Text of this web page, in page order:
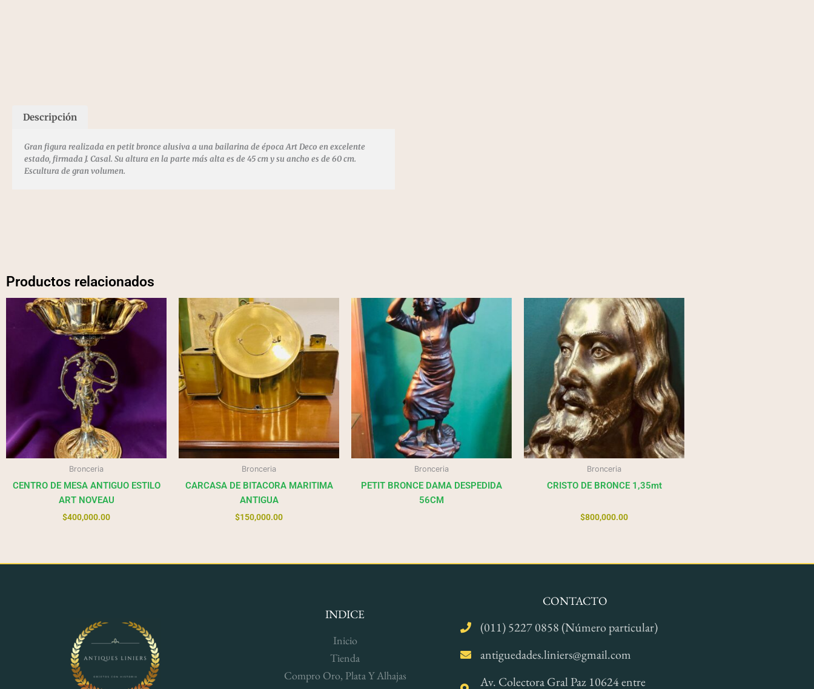
Descripción
Gran figura realizada en petit bronce alusiva a una bailarina de época Art Deco en excelente
estado, firmada J. Casal. Su altura en la parte más alta es de 45 cm y su ancho es de 60 cm.
Escultura de gran volumen.
Productos relacionados
Bronceria
CENTRO DE MESA ANTIGUO ESTILO
ART NOVEAU
$400,000.00
Bronceria
CARCASA DE BITACORA MARITIMA
ANTIGUA
$150,000.00
Bronceria
PETIT BRONCE DAMA DESPEDIDA
56CM
Bronceria
CRISTO DE BRONCE 1,35mt
$800,000.00
INDICE
Inicio
Tienda
Compro Oro, Plata Y Alhajas
CONTACTO
(011) 5227 0858 (Número particular)
antiguedades.liniers@gmail.com
Av. Colectora Gral Paz 10624 entre